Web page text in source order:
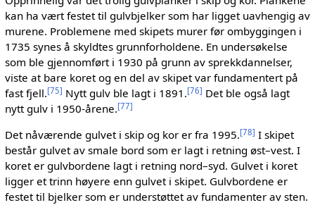
kan ha vært festet til gulvbjelker som har ligget uavhengig av
murene. Problemene med skipets murer før ombyggingen i
1735 synes å skyldtes grunnforholdene. En undersøkelse
som ble gjennomført i 1930 på grunn av sprekkdannelser,
viste at bare koret og en del av skipet var fundamentert på
fast fjell.[75] Nytt gulv ble lagt i 1891.[76] Det ble også lagt
nytt gulv i 1950-årene.[77]
Det nåværende gulvet i skip og kor er fra 1995.[78] I skipet
består gulvet av smale bord som er lagt i retning øst–vest. I
koret er gulvbordene lagt i retning nord–syd. Gulvet i koret
ligger et trinn høyere enn gulvet i skipet. Gulvbordene er
festet til bjelker som er understøttet av fundamenter av sten.